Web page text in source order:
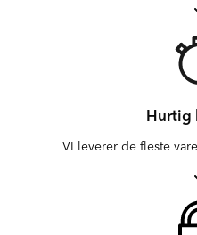
Hurtig
VI leverer de fleste